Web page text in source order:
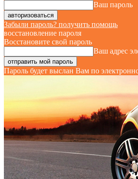
Ваш пароль
Забыли пароль? получить помощь
восстановление пароля
Восстановите свой пароль
Ваш адрес
Пароль будет выслан Вам по